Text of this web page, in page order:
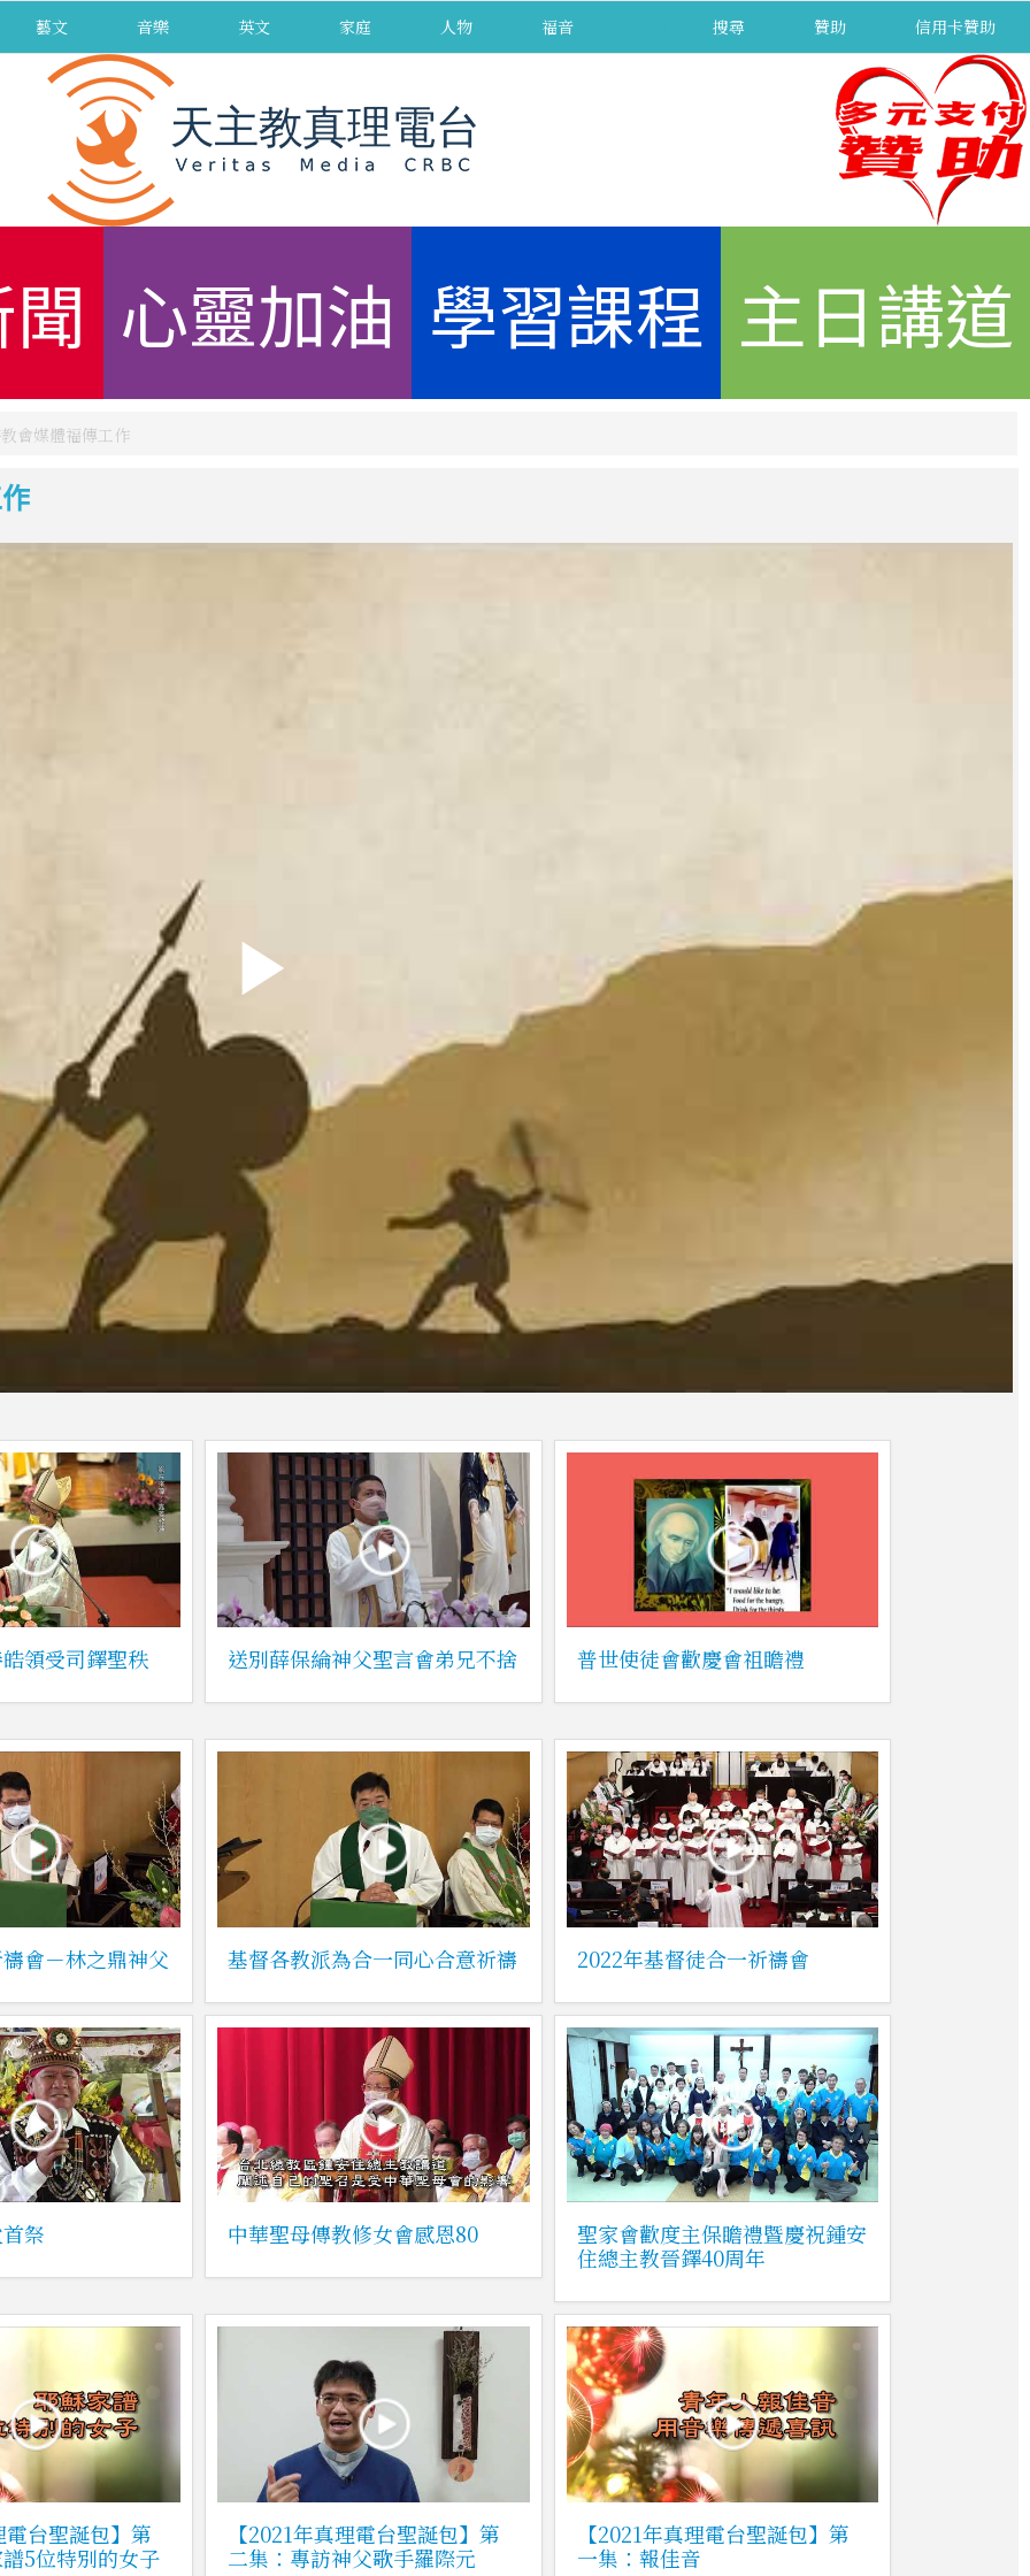
藝文 音樂 英文 家庭 人物 福音 搜尋 贊助 信用卡贊助
心靈加油 學習課程 主日講道
會媒體福傳工作
領受司鐸聖秩 送別薛保綸神父聖言會弟兄不捨 普世使徒會歡慶會祖瞻禮
會－林之鼎神父 基督各教派為合一同心合意祈禱 2022年基督徒合一祈禱會
祭 中華聖母傳教修女會感恩80
聖家會歡度主保瞻禮暨慶祝鍾安
住總主教晉鐸40周年
台聖誕包】第
5位特別的女子
【2021年真理電台聖誕包】第
二集：專訪神父歌手羅際元
【2021年真理電台聖誕包】第
一集：報佳音